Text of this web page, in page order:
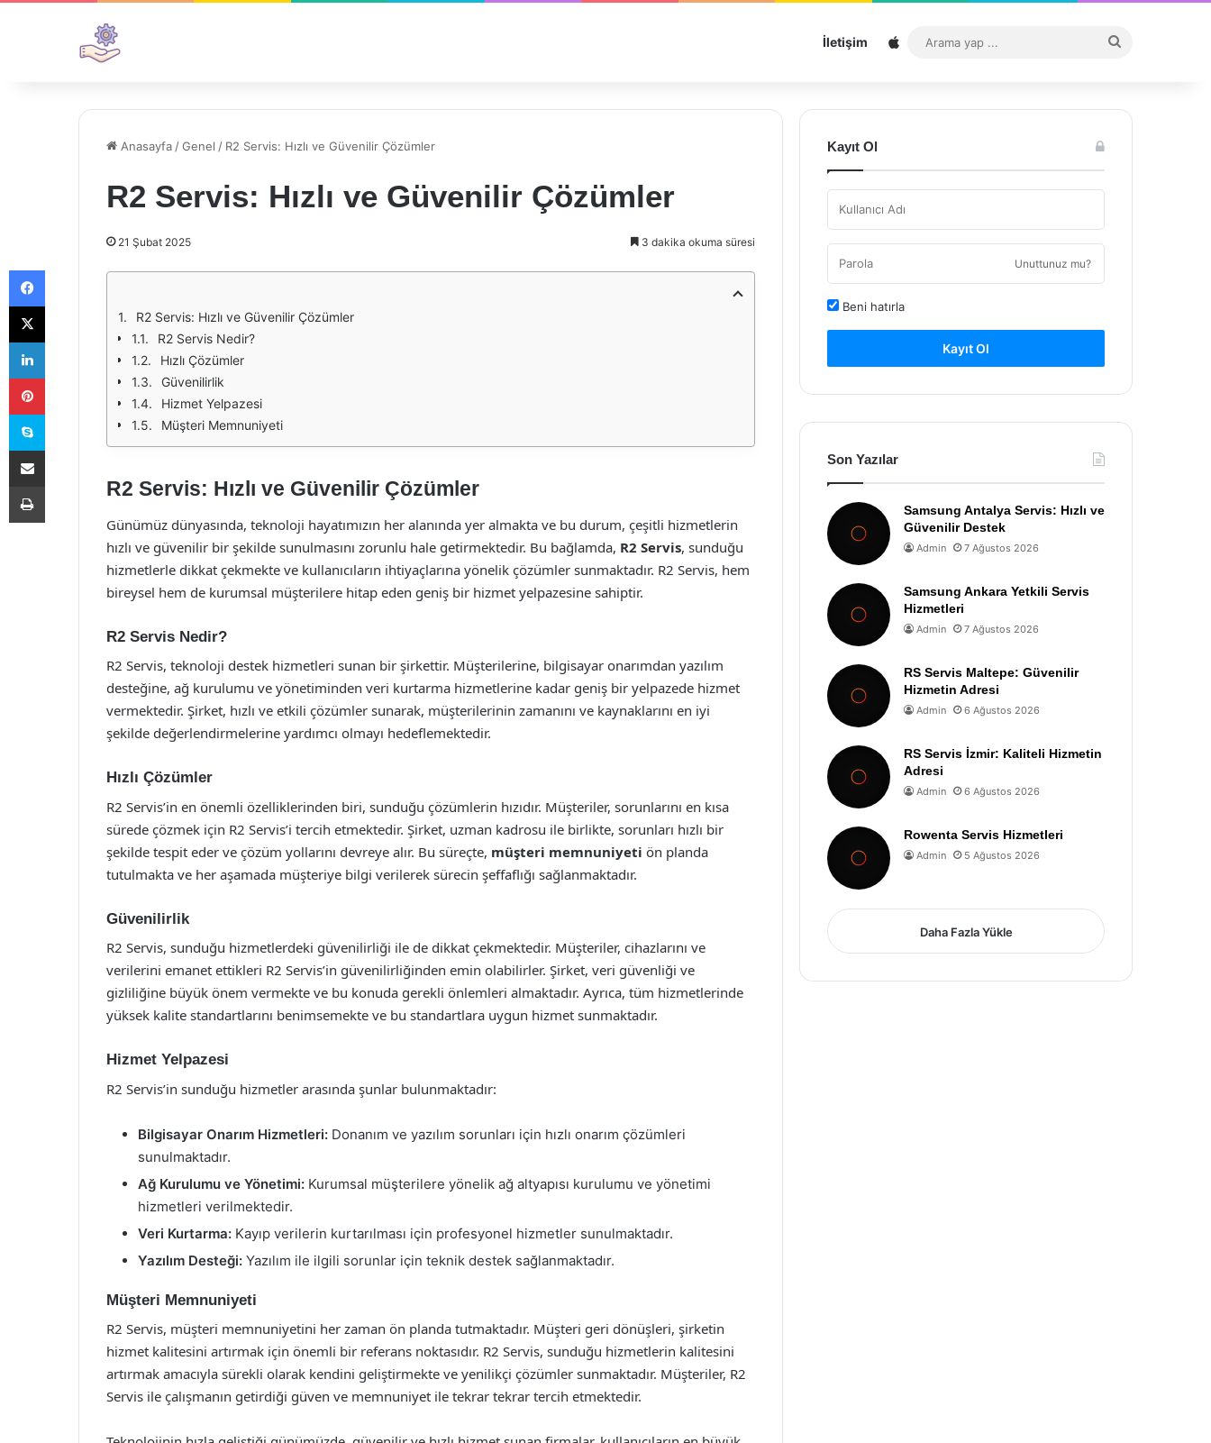
İletişim Sitemap
...
Anasayfa /Genel / R2 Servis: Hızlı ve Güvenilir Çözümler
R2 Servis: Hızlı ve Güvenilir Çözümler
21 Şubat 2025 3 dakika okuma süresi
R2 Servis: Hızlı ve Güvenilir Çözümler
R2 Servis Nedir?
Hızlı Çözümler
Güvenilirlik
Hizmet Yelpazesi
Müşteri Memnuniyeti
R2 Servis: Hızlı ve Güvenilir Çözümler
Günümüz dünyasında, teknoloji hayatımızın her alanında yer almakta ve bu durum, çeşitli hizmetlerin
hızlı ve güvenilir bir şekilde sunulmasını zorunlu hale getirmektedir. Bu bağlamda, R2 Servis, sunduğu
hizmetlerle dikkat çekmekte ve kullanıcıların ihtiyaçlarına yönelik çözümler sunmaktadır. R2 Servis, hem
bireysel hem de kurumsal müşterilere hitap eden geniş bir hizmet yelpazesine sahiptir.
R2 Servis Nedir?
R2 Servis, teknoloji destek hizmetleri sunan bir şirkettir. Müşterilerine, bilgisayar onarımdan yazılım
desteğine, ağ kurulumu ve yönetiminden veri kurtarma hizmetlerine kadar geniş bir yelpazede hizmet
vermektedir. Şirket, hızlı ve etkili çözümler sunarak, müşterilerinin zamanını ve kaynaklarını en iyi
şekilde değerlendirmelerine yardımcı olmayı hedeflemektedir.
Hızlı Çözümler
R2 Servis’in en önemli özelliklerinden biri, sunduğu çözümlerin hızıdır. Müşteriler, sorunlarını en kısa
sürede çözmek için R2 Servis’i tercih etmektedir. Şirket, uzman kadrosu ile birlikte, sorunları hızlı bir
şekilde tespit eder ve çözüm yollarını devreye alır. Bu süreçte, müşteri memnuniyeti ön planda
tutulmakta ve her aşamada müşteriye bilgi verilerek sürecin şeffaflığı sağlanmaktadır.
Güvenilirlik
R2 Servis, sunduğu hizmetlerdeki güvenilirliği ile de dikkat çekmektedir. Müşteriler, cihazlarını ve
verilerini emanet ettikleri R2 Servis’in güvenilirliğinden emin olabilirler. Şirket, veri güvenliği ve
gizliliğine büyük önem vermekte ve bu konuda gerekli önlemleri almaktadır. Ayrıca, tüm hizmetlerinde
yüksek kalite standartlarını benimsemekte ve bu standartlara uygun hizmet sunmaktadır.
Hizmet Yelpazesi
R2 Servis’in sunduğu hizmetler arasında şunlar bulunmaktadır:
Bilgisayar Onarım Hizmetleri: Donanım ve yazılım sorunları için hızlı onarım çözümleri
sunulmaktadır.
Ağ Kurulumu ve Yönetimi: Kurumsal müşterilere yönelik ağ altyapısı kurulumu ve yönetimi
hizmetleri verilmektedir.
Veri Kurtarma: Kayıp verilerin kurtarılması için profesyonel hizmetler sunulmaktadır.
Yazılım Desteği: Yazılım ile ilgili sorunlar için teknik destek sağlanmaktadır.
Müşteri Memnuniyeti
R2 Servis, müşteri memnuniyetini her zaman ön planda tutmaktadır. Müşteri geri dönüşleri, şirketin
hizmet kalitesini artırmak için önemli bir referans noktasıdır. R2 Servis, sunduğu hizmetlerin kalitesini
artırmak amacıyla sürekli olarak kendini geliştirmekte ve yenilikçi çözümler sunmaktadır. Müşteriler, R2
Servis ile çalışmanın getirdiği güven ve memnuniyet ile tekrar tekrar tercih etmektedir.
Kayıt Ol
Unuttunuz mu?
Beni hatırla
Kayıt Ol
Son Yazılar
Samsung Antalya Servis: Hızlı ve
Güvenilir Destek
Admin 7 Ağustos 2026
Samsung Ankara Yetkili Servis
Hizmetleri
Admin 7 Ağustos 2026
RS Servis Maltepe: Güvenilir
Hizmetin Adresi
Admin 6 Ağustos 2026
RS Servis İzmir: Kaliteli Hizmetin
Adresi
Admin 6 Ağustos 2026
Rowenta Servis Hizmetleri
Admin 5 Ağustos 2026
Daha Fazla Yükle
Facebook
X
LinkedIn
Pinterest
Skype
E-Posta ile paylaş